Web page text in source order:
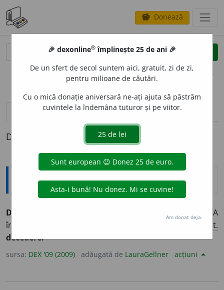
savings Donează
clear
opțiuni
definiții (1) pronunțievolume_up (1)
Definiția cu ID-ul 856182:
Explicative DEX
DECED
(Despre oameni) A
înceta din viață; a muri, a răposa. – Din
lat.
decedere.
sursa: DEX '09 (2009) adăugată de LauraGellner acțiuni
🎉 dexonline® împlinește 25 de ani 🎉
De un sfert de secol suntem aici, gratuit, zi de zi,
pentru milioane de căutări.
Cu o mică donație aniversară ne-ați ajuta să păstrăm
cuvintele la îndemâna tuturor și pe viitor.
Am donat deja.